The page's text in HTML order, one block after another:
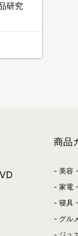
研究
商品
美容
家電
寝具
グル